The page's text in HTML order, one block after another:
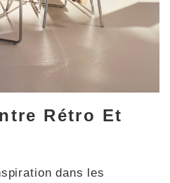
Rétro Et
dans les